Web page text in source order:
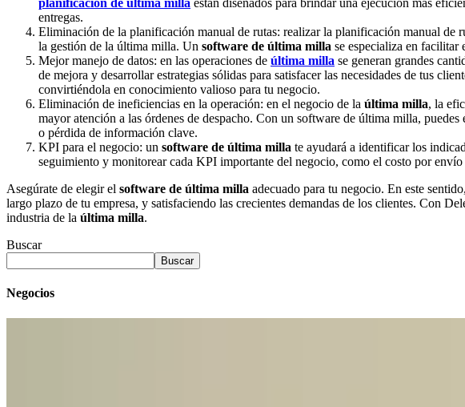
planificación de última milla están diseñados para brindar una ejecución más
entregas.
Eliminación de la planificación manual de rutas: realizar la planificación manual de
la gestión de la última milla. Un software de última milla se especializa en facilitar
Mejor manejo de datos: en las operaciones de última milla se generan grandes
de mejora y desarrollar estrategias sólidas para satisfacer las necesidades de tus
convirtiéndola en conocimiento valioso para tu negocio.
Eliminación de ineficiencias en la operación: en el negocio de la última milla, la
mayor atención a las órdenes de despacho. Con un software de última milla,
o pérdida de información clave.
KPI para el negocio: un software de última milla te ayudará a identificar los
seguimiento y monitorear cada KPI importante del negocio, como el costo por
Asegúrate de elegir el software de última milla adecuado para tu negocio. En este
largo plazo de tu empresa, y satisfaciendo las crecientes demandas de los clientes. Con
industria de la última milla.
Buscar
Buscar
Negocios